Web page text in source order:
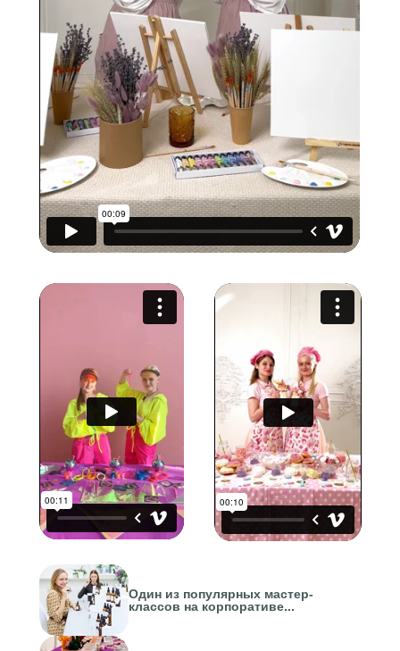
Один из популярных мастер-
классов на корпоративе...